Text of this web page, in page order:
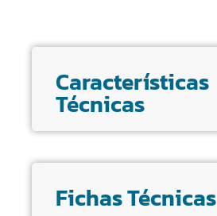
Características
Técnicas
Fichas Técnicas